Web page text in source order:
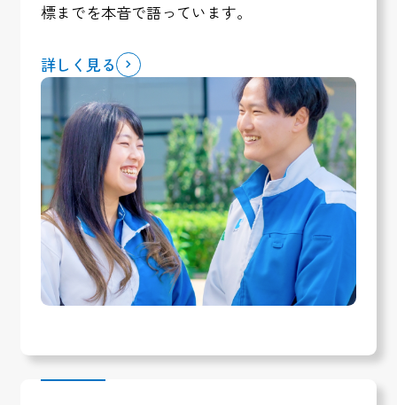
標までを本音で語っています。
詳しく見る